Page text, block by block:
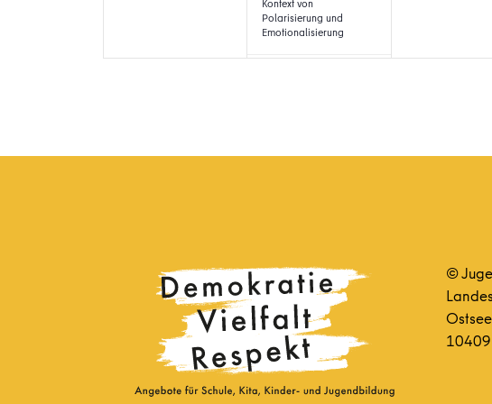
Kontext von
Polarisierung und
Emotionalisierung
©